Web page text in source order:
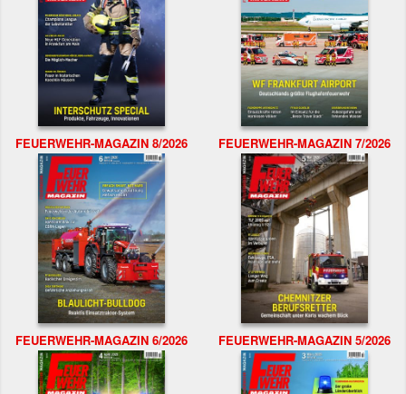
FEUERWEHR-MAGAZIN 8/2026 FEUERWEHR-MAGAZIN 7/2026
FEUERWEHR-MAGAZIN 6/2026 FEUERWEHR-MAGAZIN 5/2026